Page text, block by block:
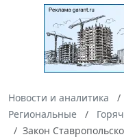
Новости и аналитика
Региональные
Закон